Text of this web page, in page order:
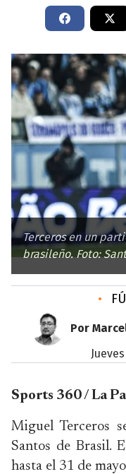
Terceros en un
brasileño. Foto:
•
Por
Sports 360 / La
Miguel Terceros
Santos de Brasil.
hasta el 31 de